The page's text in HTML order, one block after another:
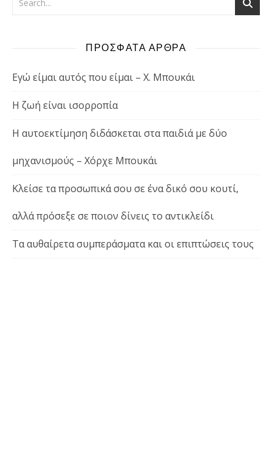
ΠΡΟΣΦΑΤΑ ΑΡΘΡΑ
Εγώ είμαι αυτός που είμαι – Χ. Μπουκάι
Η ζωή είναι ισορροπία
Η αυτοεκτίμηση διδάσκεται στα παιδιά με δύο
μηχανισμούς – Χόρχε Μπουκάι
Κλείσε τα προσωπικά σου σε ένα δικό σου κουτί,
αλλά πρόσεξε σε ποιον δίνεις το αντικλείδι
Τα αυθαίρετα συμπεράσματα και οι επιπτώσεις τους